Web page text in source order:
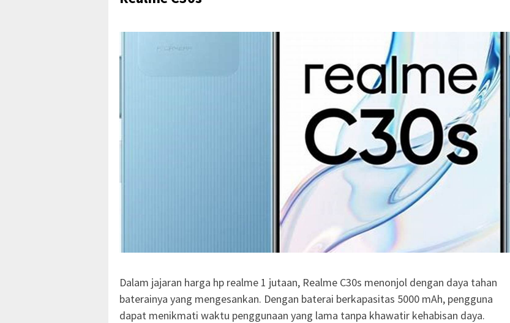
Dalam jajaran harga hp realme 1 jutaan, Realme C30s menonjol dengan daya tahan
baterainya yang mengesankan. Dengan baterai berkapasitas 5000 mAh, pengguna
dapat menikmati waktu penggunaan yang lama tanpa khawatir kehabisan daya.